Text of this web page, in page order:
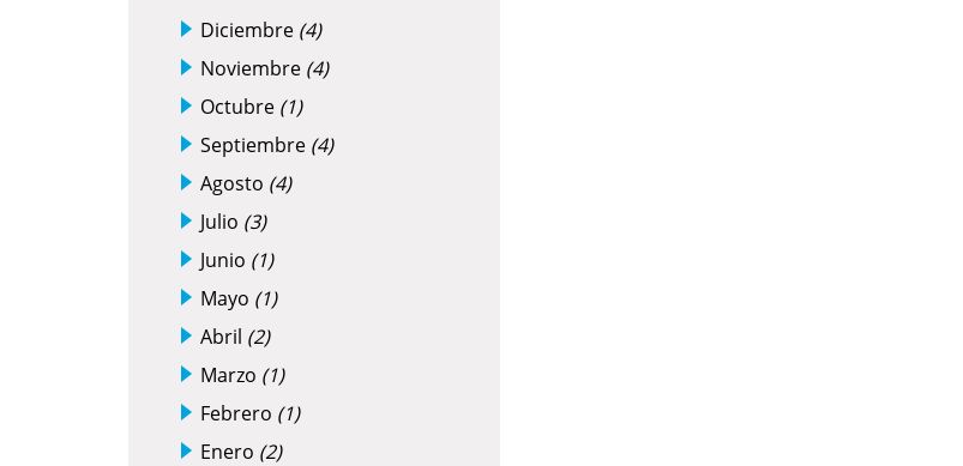
Diciembre (4)
Noviembre (4)
Octubre (1)
Septiembre (4)
Agosto (4)
Julio (3)
Junio (1)
Mayo (1)
Abril (2)
Marzo (1)
Febrero (1)
Enero (2)